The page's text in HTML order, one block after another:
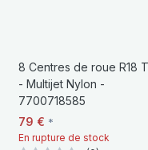
8 Centres de roue R18
- Multijet Nylon -
7700718585
79 € *
En rupture de stock